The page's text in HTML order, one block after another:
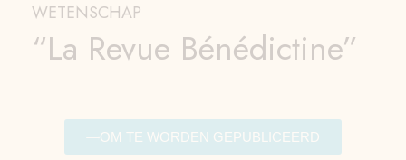
WETENSCHAP
“La Revue Bénédictine”
OM TE WORDEN GEPUBLICEERD